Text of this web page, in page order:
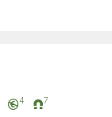
4 7